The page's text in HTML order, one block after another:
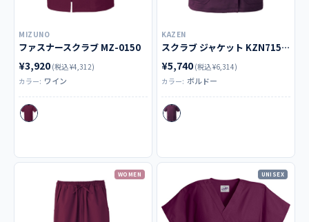
MIZUNO
ファスナースクラブ MZ-0150
¥3,920 (税込 ¥4,312)
カラー: ワイン
KAZEN
スクラブ ジャケット KZN715-27
¥5,740 (税込 ¥6,314)
カラー: ボルドー
WOMEN UNISEX